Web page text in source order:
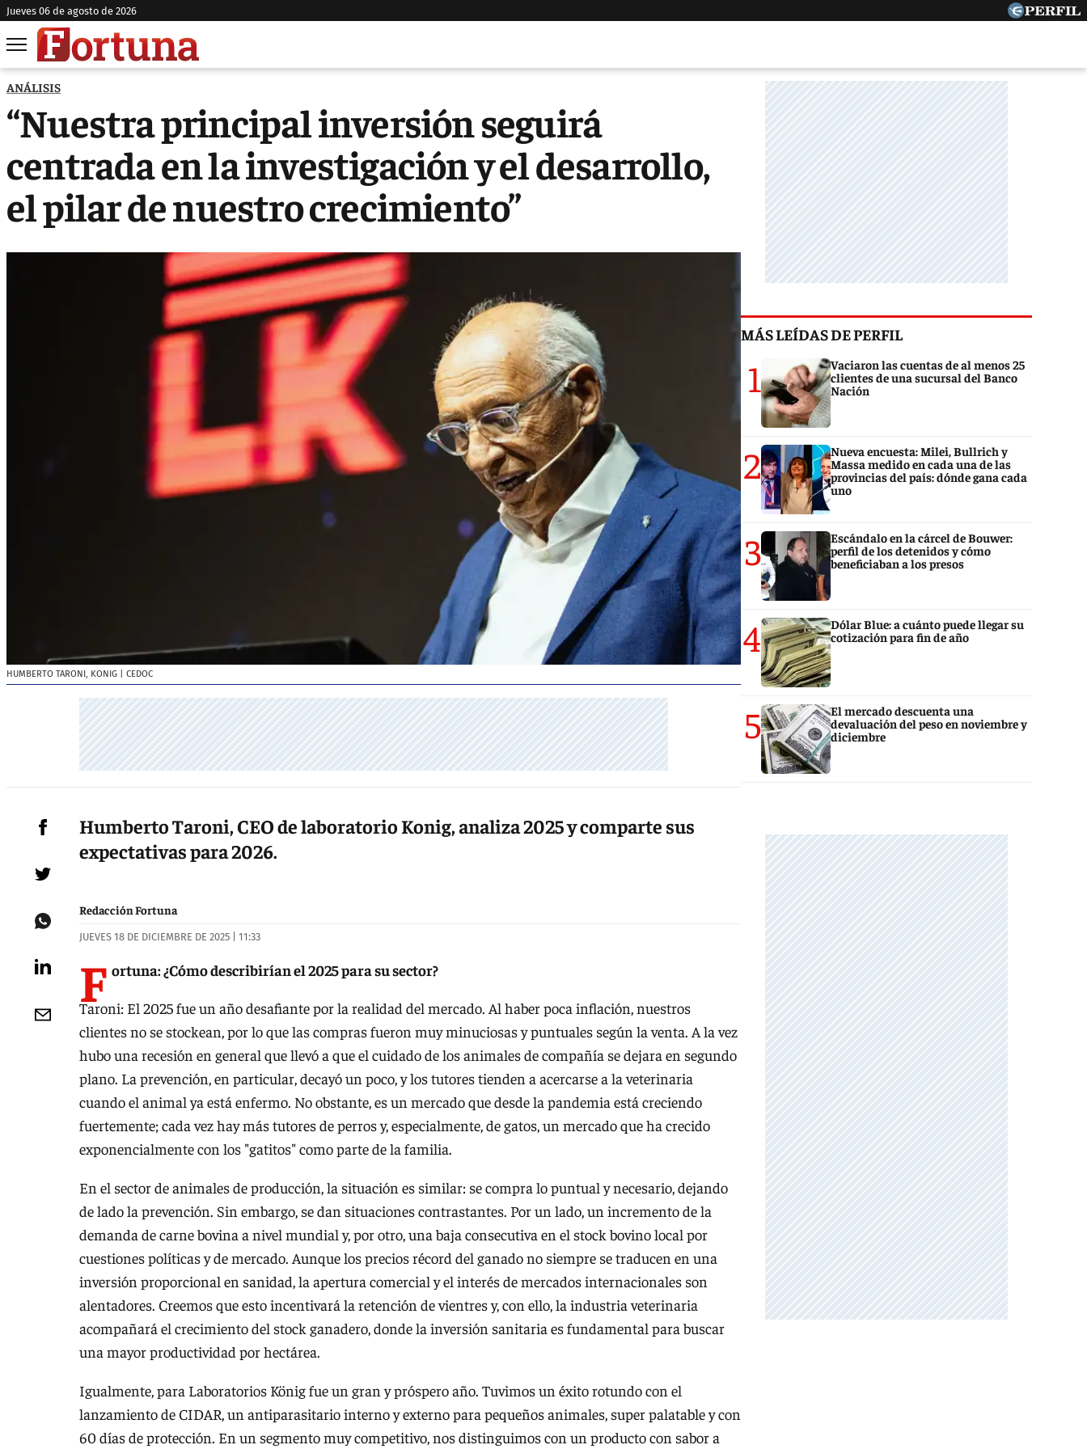
jueves 06 de agosto de 2026
ANÁLISIS
“Nuestra principal inversión seguirá
centrada en la investigación y el desarrollo,
el pilar de nuestro crecimiento”
HUMBERTO TARONI, KONIG | CEDOC
Humberto Taroni, CEO de laboratorio Konig, analiza 2025 y comparte sus
expectativas para 2026.
Redacción Fortuna
JUEVES 18 DE DICIEMBRE DE 2025 | 11:33
F ortuna: ¿Cómo describirían el 2025 para su sector?
Taroni: El 2025 fue un año desafiante por la realidad del mercado. Al haber poca inflación, nuestros
clientes no se stockean, por lo que las compras fueron muy minuciosas y puntuales según la venta. A la vez
hubo una recesión en general que llevó a que el cuidado de los animales de compañía se dejara en segundo
plano. La prevención, en particular, decayó un poco, y los tutores tienden a acercarse a la veterinaria
cuando el animal ya está enfermo. No obstante, es un mercado que desde la pandemia está creciendo
fuertemente; cada vez hay más tutores de perros y, especialmente, de gatos, un mercado que ha crecido
exponencialmente con los "gatitos" como parte de la familia.
En el sector de animales de producción, la situación es similar: se compra lo puntual y necesario, dejando
de lado la prevención. Sin embargo, se dan situaciones contrastantes. Por un lado, un incremento de la
demanda de carne bovina a nivel mundial y, por otro, una baja consecutiva en el stock bovino local por
cuestiones políticas y de mercado. Aunque los precios récord del ganado no siempre se traducen en una
inversión proporcional en sanidad, la apertura comercial y el interés de mercados internacionales son
alentadores. Creemos que esto incentivará la retención de vientres y, con ello, la industria veterinaria
acompañará el crecimiento del stock ganadero, donde la inversión sanitaria es fundamental para buscar
una mayor productividad por hectárea.
Igualmente, para Laboratorios König fue un gran y próspero año. Tuvimos un éxito rotundo con el
lanzamiento de CIDAR, un antiparasitario interno y externo para pequeños animales, super palatable y con
60 días de protección. En un segmento muy competitivo, nos distinguimos con un producto con sabor a
MÁS LEÍDAS DE PERFIL
1
Vaciaron las cuentas de al menos 25
clientes de una sucursal del Banco
Nación
2
Nueva encuesta: Milei, Bullrich y
Massa medido en cada una de las
provincias del país: dónde gana cada
uno
3
Escándalo en la cárcel de Bouwer:
perfil de los detenidos y cómo
beneficiaban a los presos
4
Dólar Blue: a cuánto puede llegar su
cotización para fin de año
5
El mercado descuenta una
devaluación del peso en noviembre y
diciembre